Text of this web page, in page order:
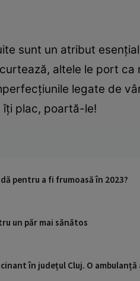
sunt un atribut
altele le port
legate de
îți plac, poartă-le!
pentru a fi frumoasă în 2023?
un păr mai sănătos
în județul Cluj. O